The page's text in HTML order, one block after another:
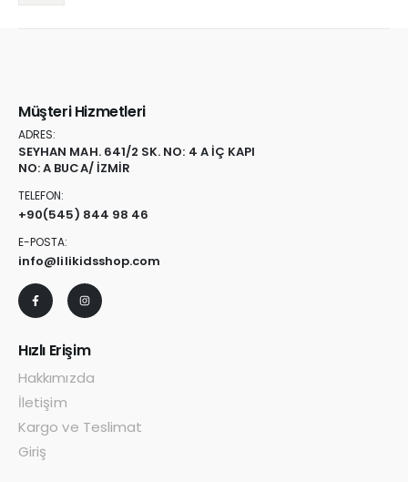
Müşteri Hizmetleri
ADRES:
SEYHAN MAH. 641/2 SK. NO: 4 A İÇ KAPI
NO: A BUCA/ İZMİR
TELEFON:
+90(545) 844 98 46
E-POSTA:
info@lilikidsshop.com
Hızlı Erişim
Hakkımızda
İletişim
Kargo ve Teslimat
Giriş